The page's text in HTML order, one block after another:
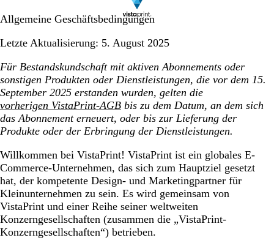
Allgemeine Geschäftsbedingungen
Letzte Aktualisierung: 5. August 2025
Für Bestandskundschaft mit aktiven Abonnements oder
sonstigen Produkten oder Dienstleistungen, die vor dem 15.
September 2025 erstanden wurden, gelten die
vorherigen VistaPrint-AGB bis zu dem Datum, an dem sich
das Abonnement erneuert, oder bis zur Lieferung der
Produkte oder der Erbringung der Dienstleistungen.
Willkommen bei VistaPrint! VistaPrint ist ein globales E-
Commerce-Unternehmen, das sich zum Hauptziel gesetzt
hat, der kompetente Design- und Marketingpartner für
Kleinunternehmen zu sein. Es wird gemeinsam von
VistaPrint und einer Reihe seiner weltweiten
Konzerngesellschaften (zusammen die „VistaPrint-
Konzerngesellschaften“) betrieben.